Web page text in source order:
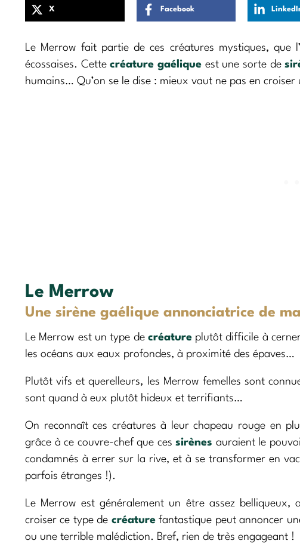
X Facebook
Le Merrow fait partie de ces créatures mystiques, que
écossaises. Cettecréature gaéliqueest une sorte de
humains… Qu’on se le dise : mieux vaut ne pas en croiser
Le Merrow
Une sirène gaélique annonciatrice de
Le Merrow est un type de créatureplutôt difficile à
les océans aux eaux profondes, à proximité des épaves…
Plutôt vifs et querelleurs, les Merrow femelles sont
sont quand à eux plutôt hideux et terrifiants…
On reconnaît ces créatures à leur chapeau rouge en
grâce à ce couvre-chef que cessirènes auraient le
condamnés à errer sur la rive, et à se transformer en
parfois étranges !).
Le Merrow est généralement un être assez belliqueux,
croiser ce type de créaturefantastique peut annoncer
ou une terrible malédiction. Bref, rien de très engageant !